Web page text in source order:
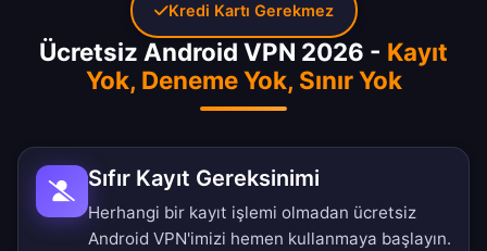
Ücretsiz Android VPN 2026 - Kayıt
Yok, Deneme Yok, Sınır Yok
Sıfır Kayıt Gereksinimi
Herhangi bir kayıt işlemi olmadan ücretsiz
Android VPN'imizi hemen kullanmaya başlayın.
Kredi Kartı Gerekmez